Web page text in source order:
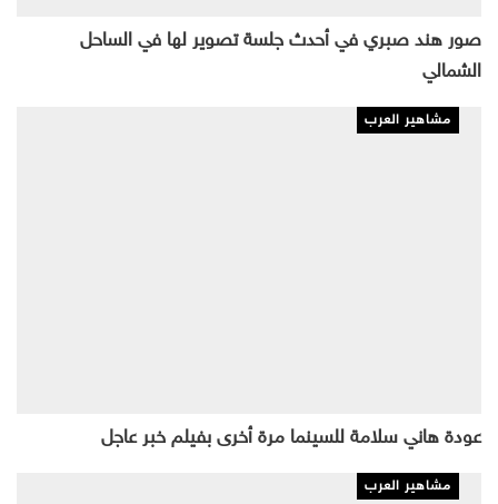
صور هند صبري في أحدث جلسة تصوير لها في الساحل
الشمالي
مشاهير العرب
عودة هاني سلامة للسينما مرة أخرى بفيلم خبر عاجل
مشاهير العرب